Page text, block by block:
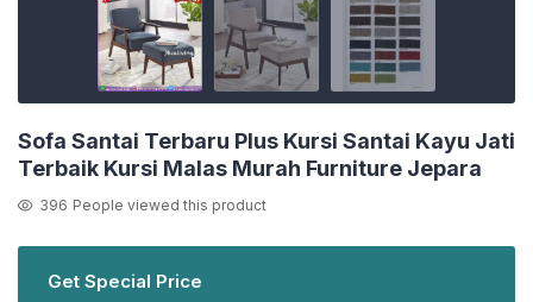
Sofa Santai Terbaru Plus Kursi Santai Kayu Jati
Terbaik Kursi Malas Murah Furniture Jepara
396 People viewed this product
Get Special Price